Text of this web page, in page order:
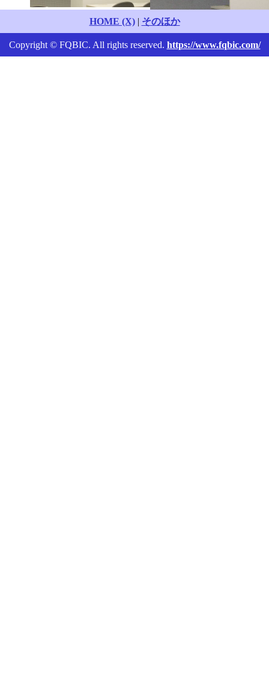
HOME (X)| そのほか
Copyright © FQBIC. All rights reserved. https://www.fqbic.com/